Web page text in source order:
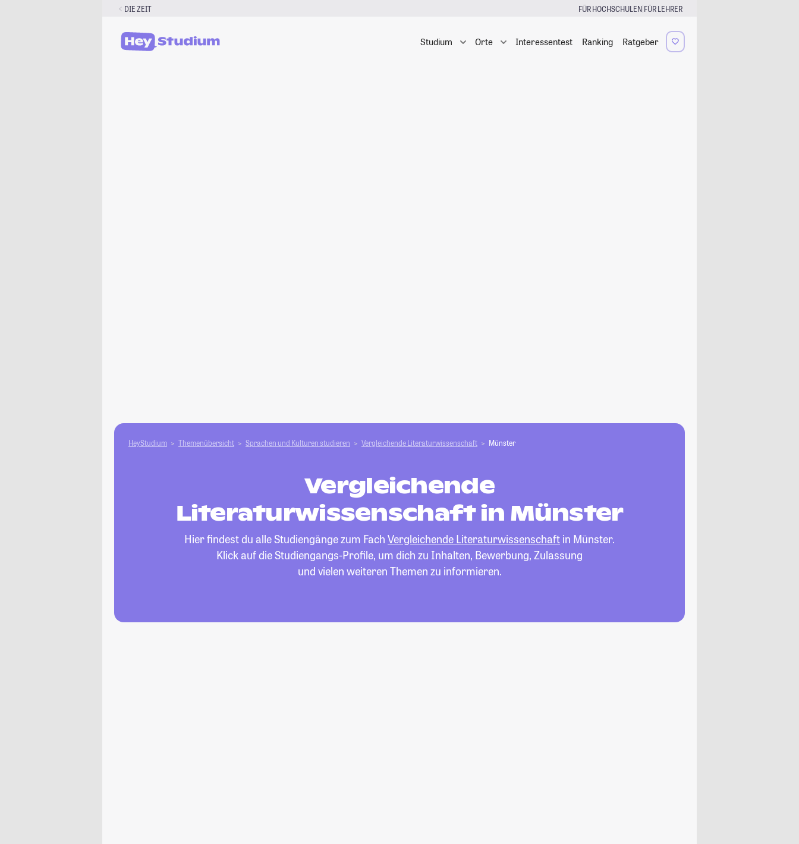
DIE ZEIT FÜR HOCHSCHULEN|FÜR LEHRER
Studium Orte Interessentest Ranking Ratgeber
HeyStudium Themenübersicht Sprachen und Kulturen studieren Vergleichende Literaturwissenschaft Münster
Vergleichende
Literaturwissenschaft in Münster
Hier findest du alle Studiengänge zum Fach Vergleichende Literaturwissenschaft in Münster.
Klick auf die Studiengangs-Profile, um dich zu Inhalten, Bewerbung, Zulassung
und vielen weiteren Themen zu informieren.